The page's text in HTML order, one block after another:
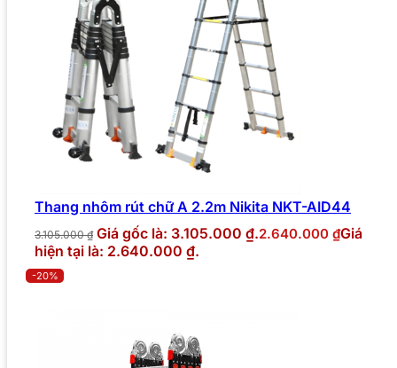
Thang nhôm rút chữ A 2.2m Nikita NKT-AID44
3.105.000₫ Giá gốc là: 3.105.000 ₫.2.640.000 ₫Giá
hiện tại là: 2.640.000 ₫.
-20%